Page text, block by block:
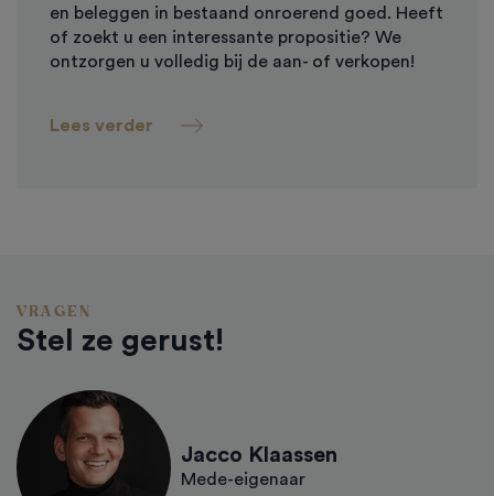
en beleggen in bestaand onroerend goed. Heeft
of zoekt u een interessante propositie? We
ontzorgen u volledig bij de aan- of verkopen!
Lees verder
VRAGEN
Stel ze gerust!
Jacco Klaassen
Mede-eigenaar